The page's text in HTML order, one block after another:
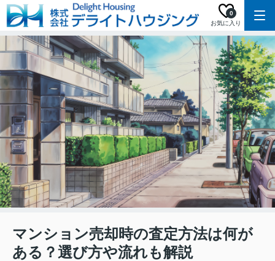
お気に入り
0
マンション売却時の査定方法は何が
ある？選び方や流れも解説